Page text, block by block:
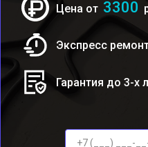
Цена от 3300
Экспресс
Гарантия до 3-х